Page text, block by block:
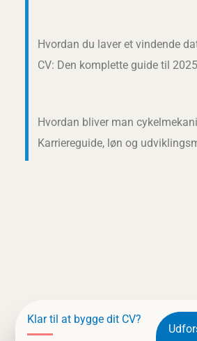
Hvordan du laver et vindende
CV: Den komplette guide til 2025
Hvordan bliver man
Karriereguide, løn og
Klar til at bygge dit CV?